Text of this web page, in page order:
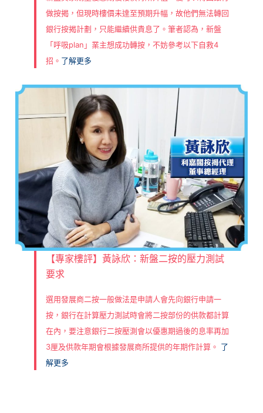
做按揭，但現時樓價未達至預期升幅，故他們無法轉回
銀行按揭計劃，只能繼續供貴息了。筆者認為，新盤
「呼吸plan」業主想成功轉按，不妨參考以下自救4
招。 了解更多
【專家樓評】黃詠欣：新盤二按的壓力測試
要求
選用發展商二按一般做法是申請人會先向銀行申請一
按，銀行在計算壓力測試時會將二按部份的供款都計算
在內，要注意銀行二按壓測會以優惠期過後的息率再加
3厘及供款年期會根據發展商所提供的年期作計算。 了
解更多